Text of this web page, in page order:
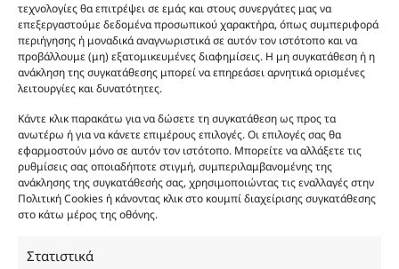
τεχνολογίες θα επιτρέψει σε εμάς και στους συνεργάτες μας να
επεξεργαστούμε δεδομένα προσωπικού χαρακτήρα, όπως συμπεριφορά
περιήγησης ή μοναδικά αναγνωριστικά σε αυτόν τον ιστότοπο και να
προβάλλουμε (μη) εξατομικευμένες διαφημίσεις. Η μη συγκατάθεση ή η
ανάκληση της συγκατάθεσης μπορεί να επηρεάσει αρνητικά ορισμένες
λειτουργίες και δυνατότητες.
Κάντε κλικ παρακάτω για να δώσετε τη συγκατάθεση ως προς τα
ανωτέρω ή για να κάνετε επιμέρους επιλογές. Οι επιλογές σας θα
εφαρμοστούν μόνο σε αυτόν τον ιστότοπο. Μπορείτε να αλλάξετε τις
ρυθμίσεις σας οποιαδήποτε στιγμή, συμπεριλαμβανομένης της
ανάκλησης της συγκατάθεσής σας, χρησιμοποιώντας τις εναλλαγές στην
Πολιτική Cookies ή κάνοντας κλικ στο κουμπί διαχείρισης συγκατάθεσης
στο κάτω μέρος της οθόνης.
Στατιστικά
Οι φωτογραφίες των προϊόντων είναι ενδεικτικές
και δεν είναι προς πώληση το εικονιζόμενο προϊόν.
Σκοπός τους είναι η διευκόλυνση της επιλογής σας.
Σε καμία περίπτωση δεν αντιστοιχούν στα
αυθεντικά αρώματα και δεν ανταποκρίνονται στην
πραγματικότητα. Πρόθεση της επιχείρησης μας δεν
είναι η παραπλάνηση και η εξαπάτηση του
καταναλωτή. Όλα μας τα προϊόντα είναι τύπου, σε
χύμα μορφή και είναι εμπνευσμένα από τα
αντίστοιχα αυθεντικά γνωστών οίκων. Οι
προϊόντων αποτελούν αναφαίρετη και